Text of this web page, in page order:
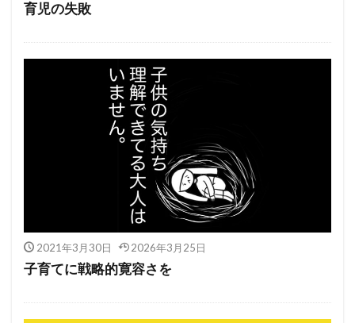
育児の失敗
2021年3月30日 2026年3月25日
子育てに戦略的寛容さを